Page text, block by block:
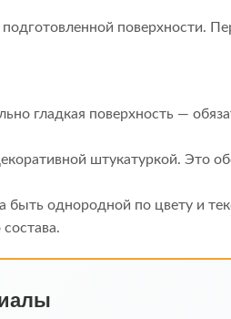
поверхности.
гладкая поверхность —
штукатуркой. Это
однородной по цвету и